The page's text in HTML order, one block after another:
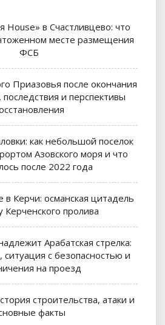
House» в Счастливцево: что
месте размещения
ФСБ
Приазовья после окончания
и перспективы
как небольшой поселок
Азовского моря и что
после 2022 года
в Керчи: османская цитадель
Керченского пролива
Арабатская стрелка:
ситуация с безопасностью и
на проезд
строительства, атаки и
факты